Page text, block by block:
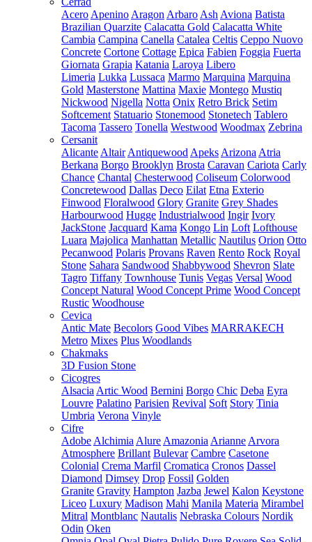
Acero Apenino Aragon Arbaro Ash Aviona Batista
Brazilian Quarzite Calacatta Gold Calacatta White
Cambia Campina Canella Catalea Celtis Ceppo Nuovo
Concrete Cortone Cottage Epica Fabien Foggia Fuerta
Giornata Grapia Katania Laroya Libero
Limeria Lukka Lussaca Marmo Marquina Marquina
Gold Masterstone Mattina Maxie Montego Mustiq
Nickwood Nigella Notta Onix Retro Brick Setim
Softcement Statuario Stonemood Stonetech Tablero
Tacoma Tassero Tonella Westwood Woodmax Zebrina
Cersanit
Alicante Altair Antiquewood Apeks Arizona Atria
Berkana Borgo Brooklyn Brosta Caravan Cariota Carly
Chance Chantal Chesterwood Coliseum Colorwood
Concretewood Dallas Deco Eilat Etna Exterio
Finwood Floralwood Glory Granite Grey Shades
Harbourwood Hugge Industrialwood Ingir Ivory
JackStone Jacquard Kama Kongo Lin Loft Lofthouse
Luara Majolica Manhattan Metallic Nautilus Orion Otto
Pecanwood Polaris Provans Raven Rento Rock Royal
Stone Sahara Sandwood Shabbywood Shevron Slate
Tagro Tiffany Townhouse Tunis Vegas Versal Wood
Concept Natural Wood Concept Prime Wood Concept
Rustic Woodhouse
Cevica
Antic Mate Becolors Good Vibes MARRAKECH
Metro Mixes Plus Woodlands
Chakmaks
3D Fusion Stone
Cicogres
Alsacia Artic Wood Bernini Borgo Chic Deba Eyra
Louvre Palatino Parisien Revival Soft Story Tinia
Umbria Verona Vinyle
Cifre
Adobe Alchimia Alure Amazonia Arianne Arvora
Atmosphere Brillant Bulevar Cambre Casetone
Colonial Crema Marfil Cromatica Cronos Dassel
Diamond Dimsey Drop Fossil Golden
Granite Gravity Hampton Jazba Jewel Kalon Keystone
Liceo Luxury Madison Mahi Manila Materia Mirambel
Mitral Montblanc Nautalis Nebraska Colours Nordik
Odin Oken